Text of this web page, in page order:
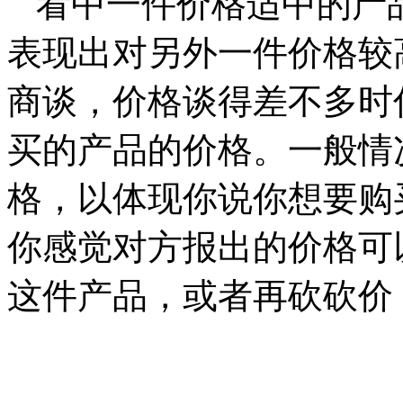
表现出对另外一件价格
商谈，价格谈得差不多
买的产品的价格。一般
格，以体现你说你想要
你感觉对方报出的价格
这件产品，或者再砍砍